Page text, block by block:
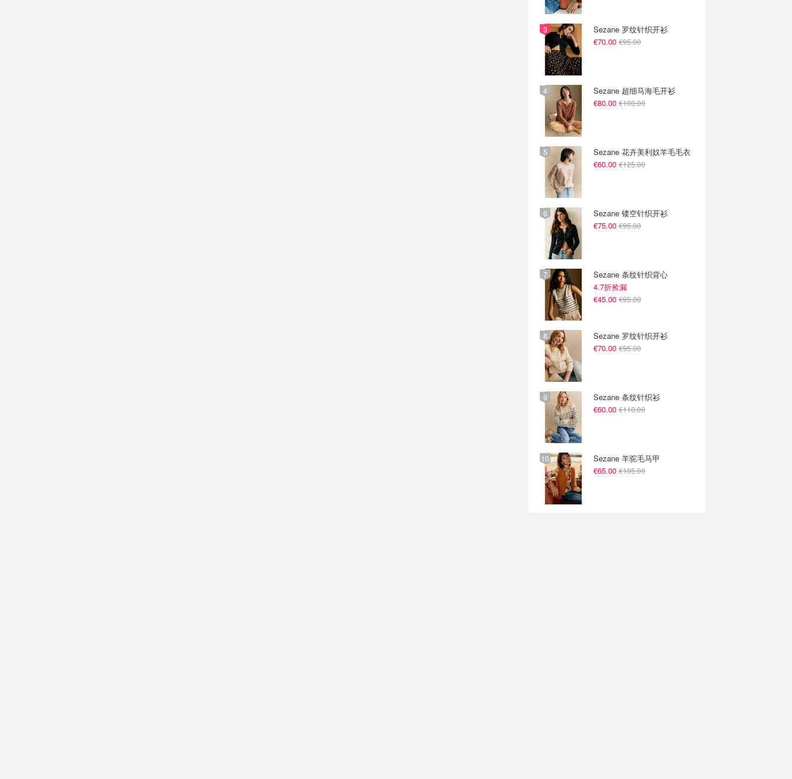
Sezane 罗纹针织开衫
€70.00 €95.00
Sezane 超细马海毛开衫
€80.00 €100.00
Sezane 花卉美利奴羊毛毛衣
€60.00 €125.00
Sezane 镂空针织开衫
€75.00 €95.00
Sezane 条纹针织背心
4.7折捡漏
€45.00 €95.00
Sezane 罗纹针织开衫
€70.00 €95.00
Sezane 条纹针织衫
€60.00 €110.00
Sezane 羊驼毛马甲
€65.00 €105.00